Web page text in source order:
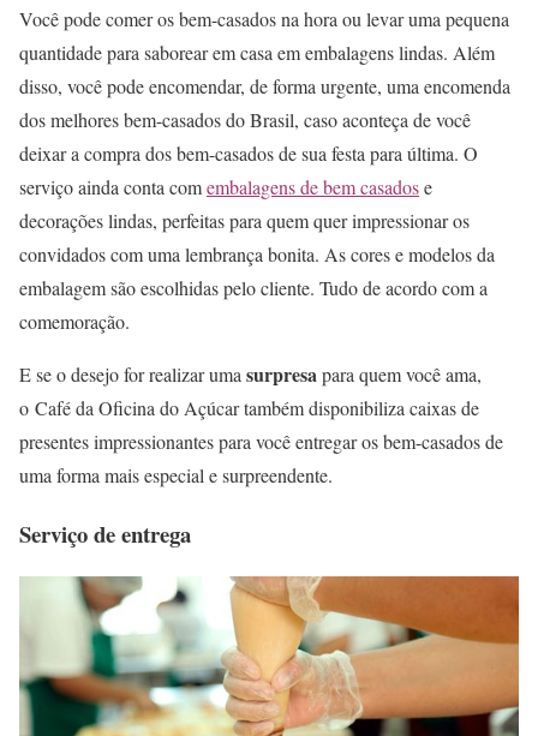
Você pode comer os bem-casados na hora ou levar uma pequena
quantidade para saborear em casa em embalagens lindas. Além
disso, você pode encomendar, de forma urgente, uma encomenda
dos melhores bem-casados do Brasil, caso aconteça de você
deixar a compra dos bem-casados de sua festa para última. O
serviço ainda conta comembalagens de bem casadose
decorações lindas, perfeitas para quem quer impressionar os
convidados com uma lembrança bonita. As cores e modelos da
embalagem são escolhidas pelo cliente. Tudo de acordo com a
comemoração.
E se o desejo for realizar umasurpresapara quem você ama,
o Café da Oficina do Açúcar também disponibiliza caixas de
presentes impressionantes para você entregar os bem-casados de
uma forma mais especial e surpreendente.
Serviço de entrega